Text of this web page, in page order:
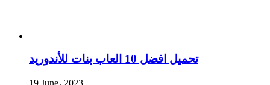
تحميل افضل 10 العاب بنات للأندوريد